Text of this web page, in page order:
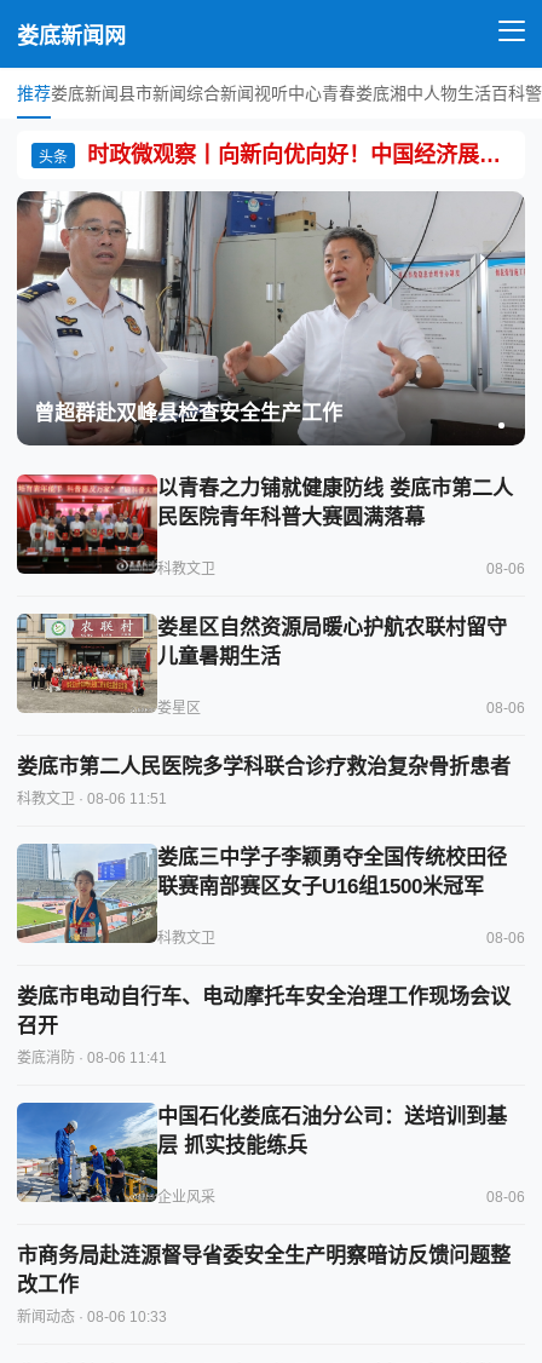
娄底新闻网
推荐娄底新闻县市新闻综合新闻视听中心青春娄底湘中人物生活百科
头条 时政微观察丨向新向优向好！中国经济展现强大韧性和活力
曾超群赴双峰县检查安全生产工作
以青春之力铺就健康防线 娄底市第二人
民医院青年科普大赛圆满落幕
科教文卫 08-06
娄星区自然资源局暖心护航农联村留守
儿童暑期生活
娄星区 08-06
娄底市第二人民医院多学科联合诊疗救治复杂骨折患者
科教文卫 · 08-06 11:51
娄底三中学子李颖勇夺全国传统校田径
联赛南部赛区女子U16组1500米冠军
科教文卫 08-06
娄底市电动自行车、电动摩托车安全治理工作现场会议
召开
娄底消防 · 08-06 11:41
中国石化娄底石油分公司：送培训到基
层 抓实技能练兵
企业风采 08-06
市商务局赴涟源督导省委安全生产明察暗访反馈问题整
改工作
新闻动态 · 08-06 10:33